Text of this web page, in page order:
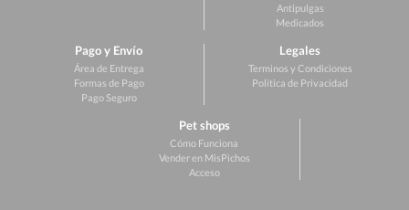
Antipulgas
Medicados
Pago y Envío
Área de Entrega
Formas de Pago
Pago Seguro
Legales
Terminos y Condiciones
Politica de Privacidad
Pet shops
Cómo Funciona
Vender en MisPichos
Acceso